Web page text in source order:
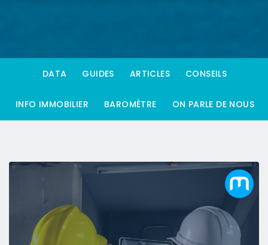
DATA GUIDES ARTICLES CONSEILS
INFO IMMOBILIER BAROMÈTRE ON PARLE DE NOUS